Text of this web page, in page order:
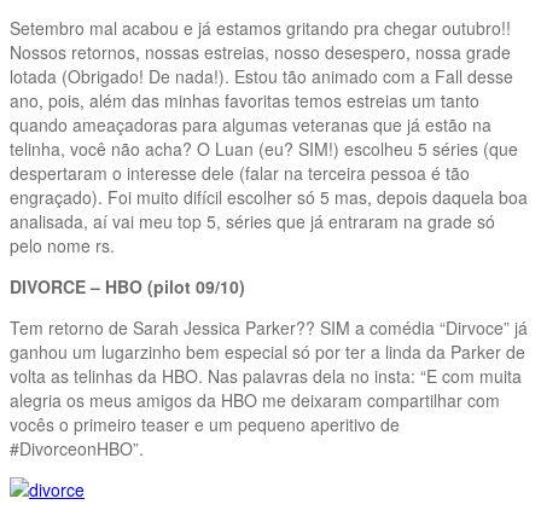
Setembro mal acabou e já estamos gritando pra chegar outubro!!
Nossos retornos, nossas estreias, nosso desespero, nossa grade
lotada (Obrigado! De nada!). Estou tão animado com a Fall desse
ano, pois, além das minhas favoritas temos estreias um tanto
quando ameaçadoras para algumas veteranas que já estão na
telinha, você não acha? O Luan (eu? SIM!) escolheu 5 séries (que
despertaram o interesse dele (falar na terceira pessoa é tão
engraçado). Foi muito difícil escolher só 5 mas, depois daquela boa
analisada, aí vai meu top 5, séries que já entraram na grade só
pelo nome rs.
DIVORCE – HBO (pilot 09/10)
Tem retorno de Sarah Jessica Parker?? SIM a comédia “Dirvoce” já
ganhou um lugarzinho bem especial só por ter a linda da Parker de
volta as telinhas da HBO. Nas palavras dela no insta: “E com muita
alegria os meus amigos da HBO me deixaram compartilhar com
vocês o primeiro teaser e um pequeno aperitivo de
#DivorceonHBO”.